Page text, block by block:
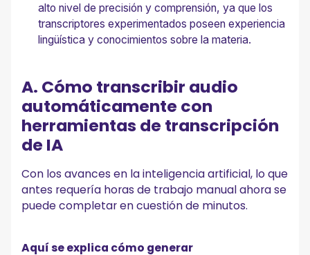
alto nivel de precisión y comprensión, ya que los
transcriptores experimentados poseen experiencia
lingüística y conocimientos sobre la materia.
A. Cómo transcribir audio
automáticamente con
herramientas de transcripción
de IA
Con los avances en la inteligencia artificial, lo que
antes requería horas de trabajo manual ahora se
puede completar en cuestión de minutos.
Aquí se explica cómo generar